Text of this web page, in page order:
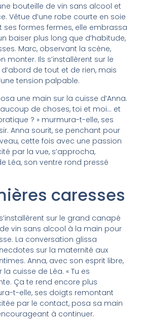
bouteille de vin sans alcool et
Vêtue d’une robe courte en soie
ses formes fermes, elle embrassa
baiser plus long que d’habitude,
Marc, observant la scène,
monter. Ils s’installèrent sur le
de tout et de rien, mais
tension palpable.
une main sur la cuisse d’Anna.
de choses, toi et moi… et
? » murmura-t-elle, ses
Anna sourit, se penchant pour
cette fois avec une passion
par la vue, s’approcha,
Léa, son ventre rond pressé
caresses
sur le grand canapé
vin sans alcool à la main pour
La conversation glissa
sur la maternité aux
Anna, avec son esprit libre,
cuisse de Léa. « Tu es
Ça te rend encore plus
t-elle, ses doigts remontant
par le contact, posa sa main
à continuer.